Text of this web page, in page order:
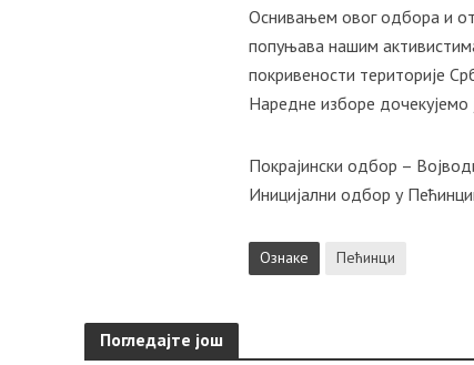
Оснивањем овог одбора и
попуњава нашим
покривености територије
Наредне изборе дочекујемо
Покрајински одбор –
Иницијални одбор у
Ознаке Пећинци
Погледајте још